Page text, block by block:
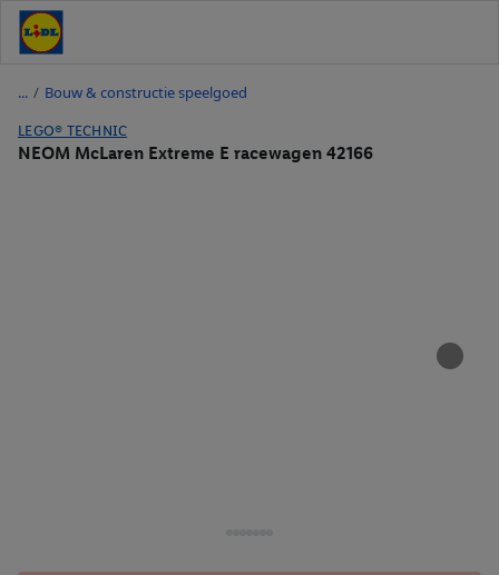
/ Bouw & constructie speelgoed
LEGO® TECHNIC
NEOM McLaren Extreme E racewagen 42166